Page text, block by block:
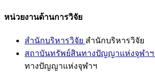
หน่วยงานด้านการวิจัย
สำนักบริหารวิจัย สำนักบริหารวิจัย
สถาบันทรัพย์สินทางปัญญาแห่งจุฬาฯ
ทางปัญญาแห่งจุฬาฯ